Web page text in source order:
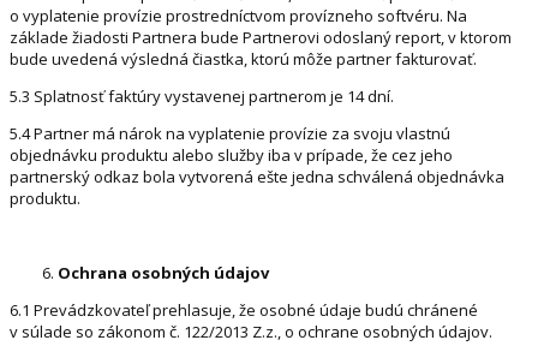
o vyplatenie provízie prostredníctvom provízneho softvéru. Na
základe žiadosti Partnera bude Partnerovi odoslaný report, v ktorom
bude uvedená výsledná čiastka, ktorú môže partner fakturovať.
5.3 Splatnosť faktúry vystavenej partnerom je 14 dní.
5.4 Partner má nárok na vyplatenie provízie za svoju vlastnú
objednávku produktu alebo služby iba v prípade, že cez jeho
partnerský odkaz bola vytvorená ešte jedna schválená objednávka
produktu.
Ochrana osobných údajov
6.1 Prevádzkovateľ prehlasuje, že osobné údaje budú chránené
v súlade so zákonom č. 122/2013 Z.z., o ochrane osobných údajov.